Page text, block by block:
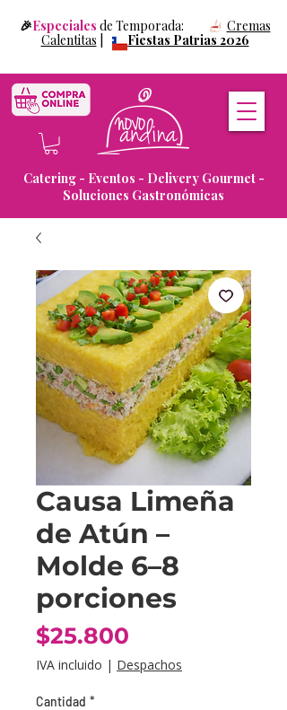
Catering - Eventos - Delivery Gourmet -
Soluciones Gastronómicas
🎉Especiales de Temporada: Cremas
Calentitas
Fiestas Patrias 2026
Causa Limeña
de Atún –
Molde 6–8
porciones
$25.800
IVA incluido | Despachos
Cantidad *